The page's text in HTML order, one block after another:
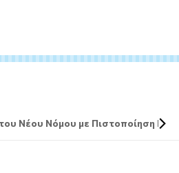
Νέου Νόμου με Πιστοποίηση DIN